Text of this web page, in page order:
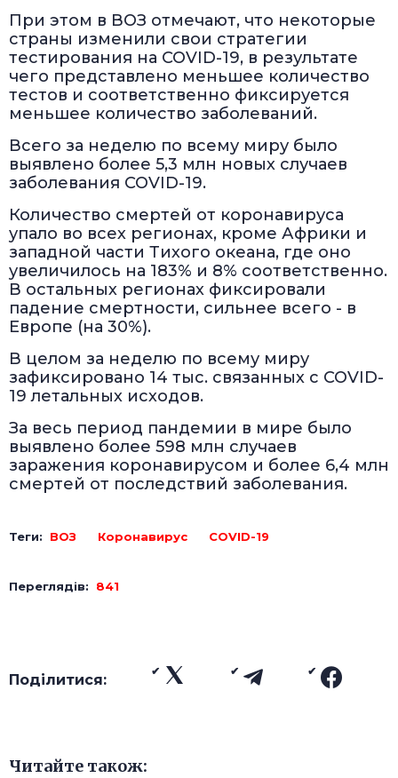
При этом в ВОЗ отмечают, что некоторые
страны изменили свои стратегии
тестирования на COVID-19, в результате
чего представлено меньшее количество
тестов и соответственно фиксируется
меньшее количество заболеваний.
Всего за неделю по всему миру было
выявлено более 5,3 млн новых случаев
заболевания COVID-19.
Количество смертей от коронавируса
упало во всех регионах, кроме Африки и
западной части Тихого океана, где оно
увеличилось на 183% и 8% соответственно.
В остальных регионах фиксировали
падение смертности, сильнее всего - в
Европе (на 30%).
В целом за неделю по всему миру
зафиксировано 14 тыс. связанных с COVID-
19 летальных исходов.
За весь период пандемии в мире было
выявлено более 598 млн случаев
заражения коронавирусом и более 6,4 млн
смертей от последствий заболевания.
Теги: ВОЗ Коронавирус COVID-19
Переглядів: 841
Поділитися:
Читайте також: